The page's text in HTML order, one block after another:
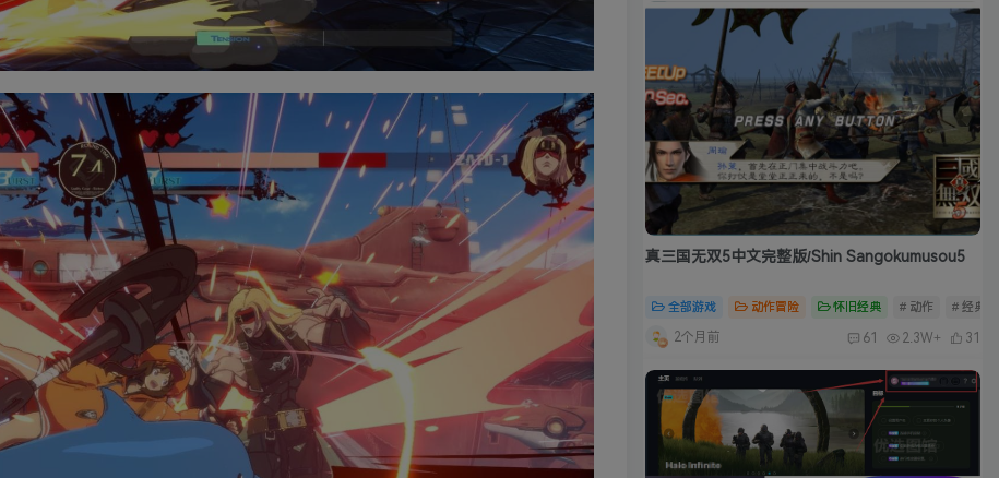
真三国无双5中文完整版/Shin Sangokumusou5
全部游戏 动作冒险 怀旧经典 # 动作 # 经典
2个月前 61 2.3W+ 31